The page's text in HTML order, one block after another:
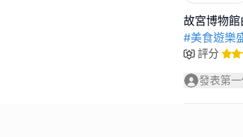
#美食遊樂
評分
發表第